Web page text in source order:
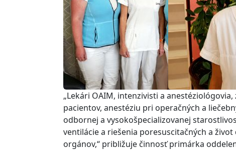
„Lekári OAIM, intenzivisti a
pacientov, anestéziu pri operačných a
odbornej a vysokošpecializovanej
ventilácie a riešenia poresuscitačných a
orgánov,“ približuje činnosť primárka